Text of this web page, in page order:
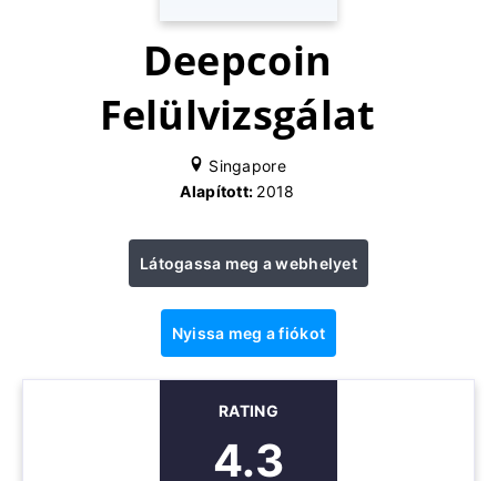
Deepcoin
Felülvizsgálat
Singapore
Alapított: 2018
Látogassa meg a webhelyet
Nyissa meg a fiókot
RATING
4.3